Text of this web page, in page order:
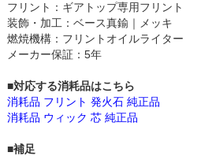
フリント：ギアトップ専用フリント
装飾・加工：ベース真鍮｜メッキ
燃焼機構：フリントオイルライター
メーカー保証：5年
■対応する消耗品はこちら
消耗品 フリント 発火石 純正品
消耗品 ウィック 芯 純正品
■補足